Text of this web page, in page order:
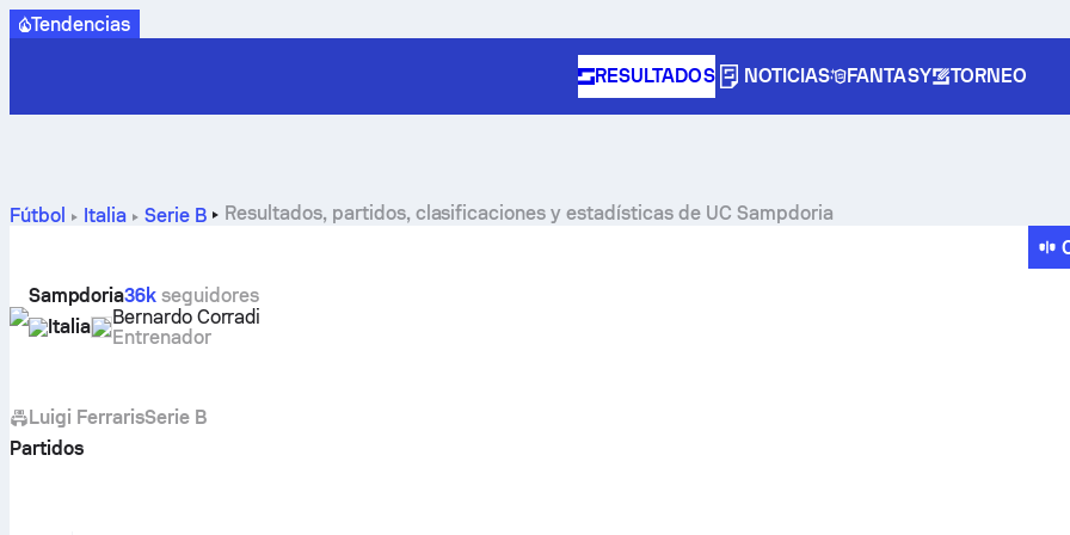
Tendencias
RESULTADOS NOTICIAS FANTASY TORNEO
Fútbol Italia Serie B Resultados, partidos, clasificaciones y estadísticas de UC Sampdoria
Sampdoria36kseguidores
Italia
Bernardo Corradi
Entrenador
Luigi FerrarisSerie B
Partidos